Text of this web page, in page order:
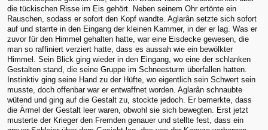
die tückischen Risse im Eis gehört. Neben seinem Ohr ertönte ein
Rauschen, sodass er sofort den Kopf wandte. Aglarân setzte sich sofort
auf und starrte in den Eingang der kleinen Kammer, in der er lag. Was er
zuvor für den Himmel gehalten hatte, war eine Eisdecke gewesen, die
man so raffiniert verziert hatte, dass es aussah wie ein bewölkter
Himmel. Sein Blick ging wieder in den Eingang, wo eine der schlanken
Gestalten stand, die seine Gruppe im Schneesturm überfallen hatten.
Instinktiv ging seine Hand zu der Hüfte, wo eigentlich sein Schwert sein
musste, doch offenbar war er entwaffnet worden. Aglarân schnaubte
wütend und ging auf die Gestalt zu, stockte jedoch. Er bemerkte, dass
die Ärmel der Gestalt leer waren, obwohl sie sich bewegten. Erst jetzt
musterte der Krieger den Fremden genauer und stellte fest, dass ein